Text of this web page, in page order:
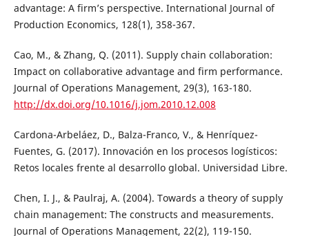
advantage: A firm’s perspective. International Journal of
Production Economics, 128(1), 358-367.
Cao, M., & Zhang, Q. (2011). Supply chain collaboration:
Impact on collaborative advantage and firm performance.
Journal of Operations Management, 29(3), 163-180.
http://dx.doi.org/10.1016/j.jom.2010.12.008
Cardona-Arbeláez, D., Balza-Franco, V., & Henríquez-
Fuentes, G. (2017). Innovación en los procesos logísticos:
Retos locales frente al desarrollo global. Universidad Libre.
Chen, I. J., & Paulraj, A. (2004). Towards a theory of supply
chain management: The constructs and measurements.
Journal of Operations Management, 22(2), 119-150.